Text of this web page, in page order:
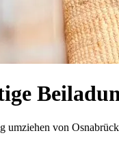
umziehen von